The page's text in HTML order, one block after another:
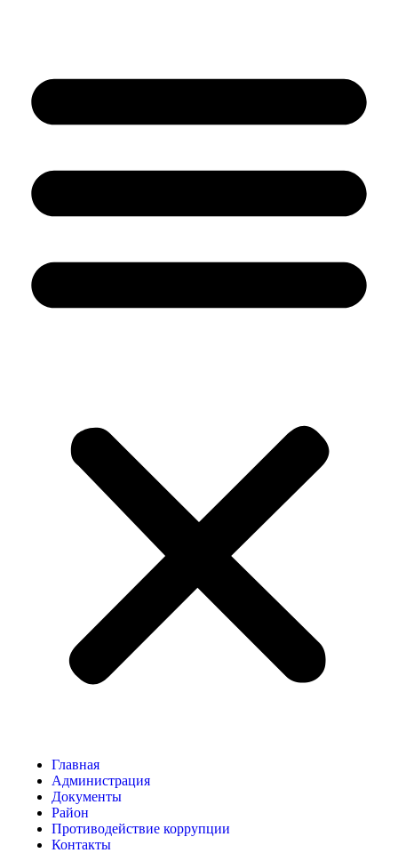
Главная
Администрация
Документы
Район
Противодействие коррупции
Контакты